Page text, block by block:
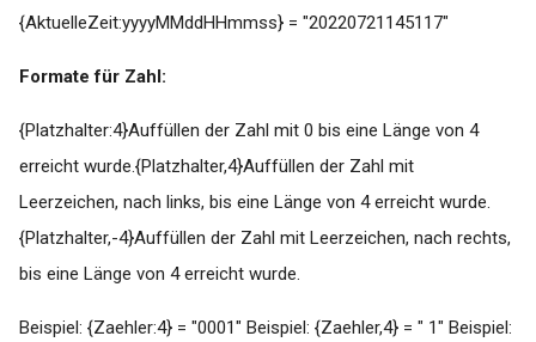
{AktuelleZeit:yyyyMMddHHmmss} = "20220721145117"
Formate für Zahl:
{Platzhalter:4}Auffüllen der Zahl mit 0 bis eine Länge von 4
erreicht wurde.{Platzhalter,4}Auffüllen der Zahl mit
Leerzeichen, nach links, bis eine Länge von 4 erreicht wurde.
{Platzhalter,-4}Auffüllen der Zahl mit Leerzeichen, nach rechts,
bis eine Länge von 4 erreicht wurde.
Beispiel: {Zaehler:4} = "0001" Beispiel: {Zaehler,4} = " 1" Beispiel: